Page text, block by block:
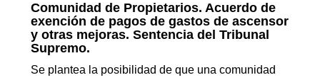
Comunidad de Propietarios. Acuerdo de
exención de pagos de gastos de ascensor
y otras mejoras. Sentencia del Tribunal
Supremo.
Se plantea la posibilidad de que una comunidad